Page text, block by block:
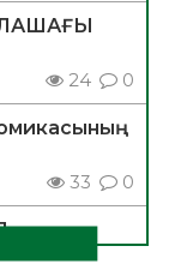
24 0
33 0